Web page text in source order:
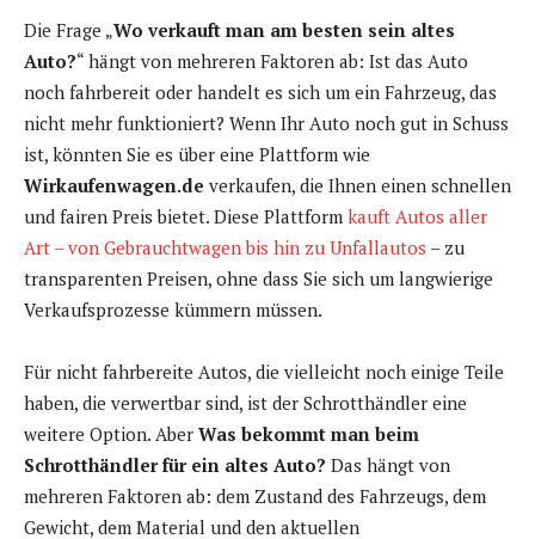
Die Frage „Wo verkauft man am besten sein altes
Auto?“ hängt von mehreren Faktoren ab: Ist das Auto
noch fahrbereit oder handelt es sich um ein Fahrzeug, das
nicht mehr funktioniert? Wenn Ihr Auto noch gut in Schuss
ist, könnten Sie es über eine Plattform wie
Wirkaufenwagen.de verkaufen, die Ihnen einen schnellen
und fairen Preis bietet. Diese Plattform kauft Autos aller
Art – von Gebrauchtwagen bis hin zu Unfallautos – zu
transparenten Preisen, ohne dass Sie sich um langwierige
Verkaufsprozesse kümmern müssen.
Für nicht fahrbereite Autos, die vielleicht noch einige Teile
haben, die verwertbar sind, ist der Schrotthändler eine
weitere Option. Aber Was bekommt man beim
Schrotthändler für ein altes Auto? Das hängt von
mehreren Faktoren ab: dem Zustand des Fahrzeugs, dem
Gewicht, dem Material und den aktuellen